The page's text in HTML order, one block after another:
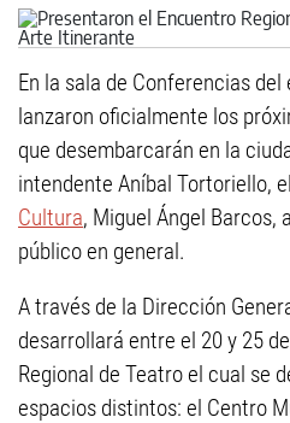
En la sala de Conferencias
lanzaron oficialmente los
que desembarcarán en la
intendente Aníbal Tortoriello,
Cultura, Miguel Ángel Barcos,
público en general.
A través de la Dirección
desarrollará entre el 20 y 25
Regional de Teatro el cual se
espacios distintos: el Centro